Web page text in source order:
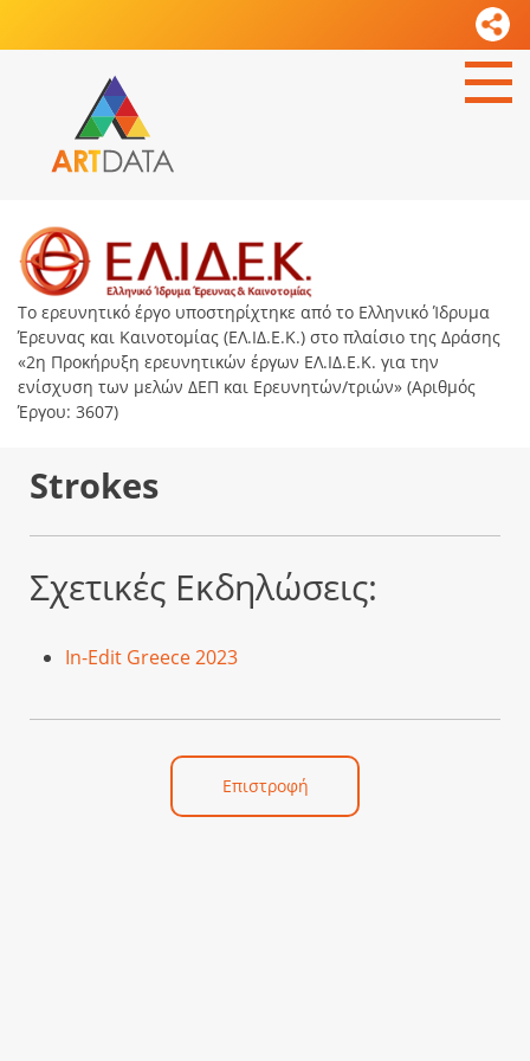
Το ερευνητικό έργο υποστηρίχτηκε από το Ελληνικό Ίδρυμα
Έρευνας και Καινοτομίας (ΕΛ.ΙΔ.Ε.Κ.) στο πλαίσιο της Δράσης
«2η Προκήρυξη ερευνητικών έργων ΕΛ.ΙΔ.Ε.Κ. για την
ενίσχυση των μελών ΔΕΠ και Ερευνητών/τριών» (Αριθμός
Έργου: 3607)
Strokes
Σχετικές Εκδηλώσεις:
In-Edit Greece 2023
Επιστροφή